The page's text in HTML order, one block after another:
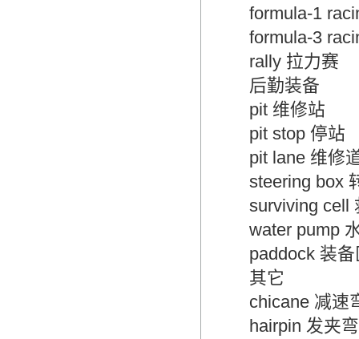
formula-1
formula-3
rally 拉力赛
后勤装备
pit 维修站
pit stop 停站
pit lane 维修
steering box
surviving cell
water pump
paddock 装备
其它
chicane 减速
hairpin 发夹